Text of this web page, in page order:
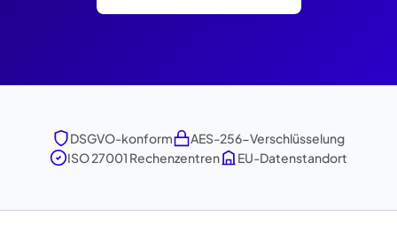
DSGVO-konform
AES-256-Verschlüsselung
ISO 27001 Rechenzentren
EU-Datenstandort